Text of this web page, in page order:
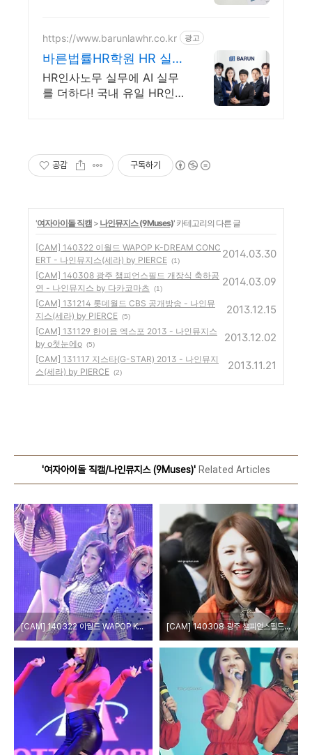
https://www.barunlawhr.co.kr 광고
바른법률HR학원 HR 실무
와 AI 교육까지
HR인사노무 실무에 AI 실무
를 더하다! 국내 유일 HR인사
공감 구독하기
'여자아이돌 직캠 > 나인뮤지스 (9Muses)' 카테고리의 다른 글
[CAM] 140322 이월드 WAPOP K-DREAM CONC
ERT - 나인뮤지스(세라) by PIERCE (1)
2014.03.30
[CAM] 140308 광주 챔피언스필드 개장식 축하공
연 - 나인뮤지스 by 다카코마츠
(1)
2014.03.09
[CAM] 131214 롯데월드 CBS 공개방송 - 나인뮤
지스(세라) by PIERCE (5)
2013.12.15
[CAM] 131129 한이음 엑스포 2013 - 나인뮤지스
by o첫눈에o (5)
2013.12.02
[CAM] 131117 지스타(G-STAR) 2013 - 나인뮤지
스(세라) by PIERCE (2)
2013.11.21
'여자아이돌 직캠/나인뮤지스 (9Muses)' Related Articles
[CAM] 140322 이월드 WAPOP K-DREAM CONCERT - 나인뮤지스(세라) by PIERCE [CAM] 140308 광주 챔피언스필드 개장식 축하공연 - 나인뮤지스 by 다카코마츠